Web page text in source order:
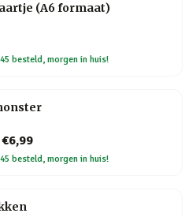
(A6 formaat)
besteld, morgen in huis!
€6,99
besteld, morgen in huis!